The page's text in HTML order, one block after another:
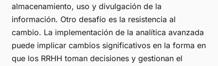
almacenamiento, uso y divulgación de la
información. Otro desafío es la resistencia al
cambio. La implementación de la analítica avanzada
puede implicar cambios significativos en la forma en
que los RRHH toman decisiones y gestionan el